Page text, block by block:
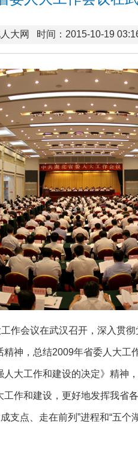
大网 时间：2015-10-19
作会议在武汉召开，深入贯
神，总结2009年省委人大工
人大工作和建设的决定》精神
工作和建设，更好地发挥我省
支点、走在前列”进程和“五个